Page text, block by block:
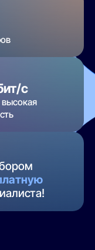
с